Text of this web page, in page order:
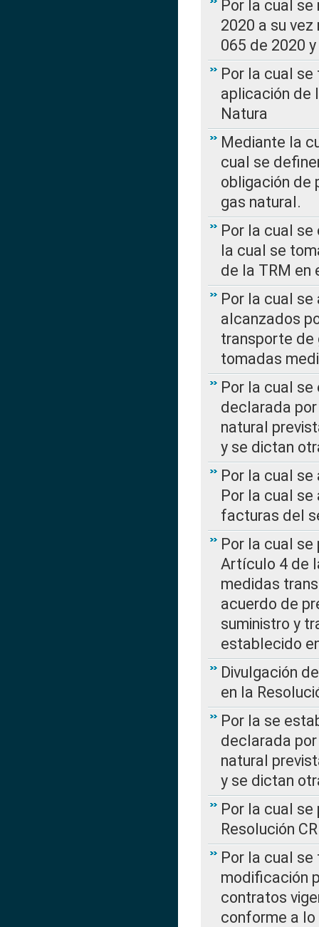
Por la cual
2020 a su
065 de 2020
Por la cual
aplicación de
Natura
Mediante la
cual se
obligación de
gas natural.
Por la cual se
la cual se
de la TRM en
Por la cual
alcanzados
transporte de
tomadas
Por la cual
declarada
natural
y se dictan
Por la cual se
Por la cual
facturas del
Por la cual
Artículo 4 de
medidas
acuerdo de
suministro y
establecido
Divulgación
en la
Por la se
declarada
natural
y se dictan
Por la cual
Resolución
Por la cual
modificación
contratos
conforme a lo